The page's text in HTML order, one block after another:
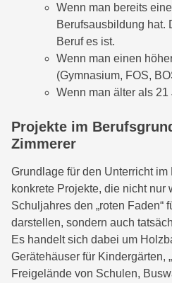
Wenn man bereits
Berufsausbildung hat.
Beruf es ist.
Wenn man einen
(Gymnasium, FOS,
Wenn man älter als 21
Projekte im
Zimmerer
Grundlage für den Unterricht im
konkrete Projekte, die nicht nur
Schuljahres den „roten Faden“
darstellen, sondern auch
Es handelt sich dabei um
Gerätehäuser für Kindergärten,
Freigelände von Schulen,